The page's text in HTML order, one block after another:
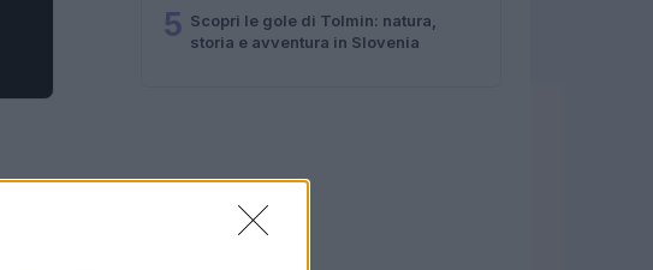
5 Scopri le gole di Tolmin: natura,
storia e avventura in Slovenia